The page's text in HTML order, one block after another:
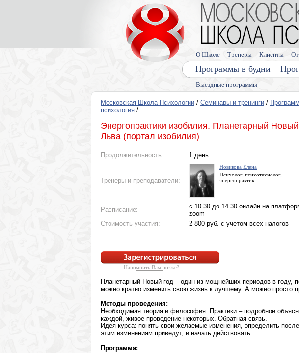
Выездные программы
Программы в будни
О Школе Тренеры Клиенты
Московская Школа Психологии / Семинары и тренинги /
психология /
Энергопрактики изобилия. Планетарный
Льва (портал изобилия)
Продолжительность: 1 день
Тренеры и преподаватели:
Новикова Елена
Психолог, психотехнолог,
энергопрактик
Расписание:
с 10.30 до 14.30 онлайн на
zoom
Стоимость участия:
2 800 руб. с учетом всех налогов
Напомнить Вам позже?
Планетарный Новый год – один из мощнейших периодов в году,
можно кратно изменить свою жизнь к лучшему. А можно просто
Методы проведения:
Необходимая теория и философия. Практики – подробное
каждой, живое проведение некоторых. Обратная связь.
Идея курса: понять свои желаемые изменения, определить
этим изменениям приведут, и начать действовать
Программа: